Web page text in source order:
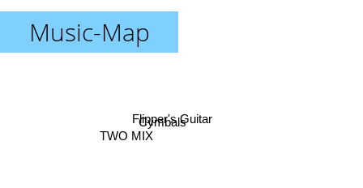
Music-Map
TWO MIX
Cymbals
Flipper's Guitar